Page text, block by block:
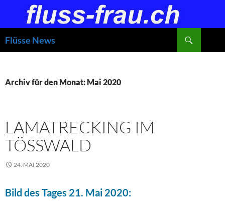
springen
Flüsse News
Archiv für den Monat: Mai 2020
LAMATRECKING IM
TÖSSWALD
24. MAI 2020
Bild des Tages 21. Mai 2020: